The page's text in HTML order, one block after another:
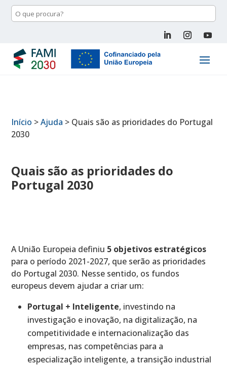
Início >Ajuda > Quais são as prioridades do Portugal
2030
Quais são as prioridades do
Portugal 2030
A União Europeia definiu 5 objetivos estratégicos
para o período 2021-2027, que serão as prioridades
do Portugal 2030. Nesse sentido, os fundos
europeus devem ajudar a criar um:
Portugal + Inteligente, investindo na
investigação e inovação, na digitalização, na
competitividade e internacionalização das
empresas, nas competências para a
especialização inteligente, a transição industrial